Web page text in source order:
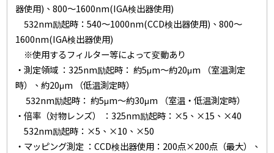
器使用)、800～1600nm(IGA検出器使用)
532nm励起時：540～1000nm(CCD検出器使用)、800～
1600nm(IGA検出器使用)
※使用するフィルター等によって変動あり
・測定領域 ：325nm励起時： 約5μm～約20μm （室温測定
時）、約20μm （低温測定時）
532nm励起時： 約5μm～約30μm （室温・低温測定時）
・倍率（対物レンズ） ：325nm励起時：×5、×15、×40
532nm励起時：×5、×10、×50
・マッピング測定 ：CCD検出器使用：200点×200点（最大）、